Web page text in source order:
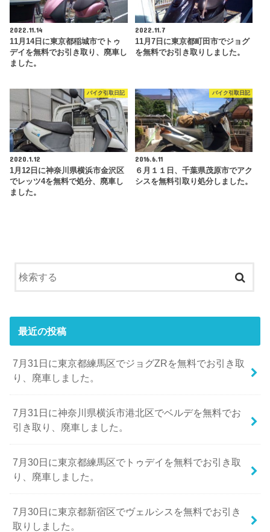
2022.11.14
11月14日に東京都稲城市でトゥ
デイを無料でお引き取り、廃車し
ました。
2022.11.7
11月7日に東京都町田市でジョグ
を無料でお引き取りしました。
バイク引取日記
2020.1.12
1月12日に神奈川県横浜市金沢区
でレッツ4を無料で処分、廃車し
ました。
バイク引取日記
2016.6.11
６月１１日、千葉県茂原市でアク
シスを無料引取り処分しました。
最近の投稿
7月31日に東京都練馬区でジョグZRを無料でお引き取
り、廃車しました。
7月31日に神奈川県横浜市港北区でベルデを無料でお
引き取り、廃車しました。
7月30日に東京都練馬区でトゥデイを無料でお引き取
り、廃車しました。
7月30日に東京都新宿区でヴェルシスを無料でお引き
取りしました。